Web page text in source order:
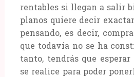
rentables si llegan a salir
planos quiere decir
pensando, es decir,
que todavía no se ha
tanto, tendrás que
se realice para poder